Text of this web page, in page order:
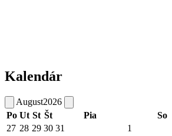
Kalendár
August2026
Po Ut St Št Pia So
27 28 29 30 31 1